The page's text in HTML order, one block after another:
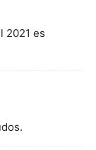
2021 es